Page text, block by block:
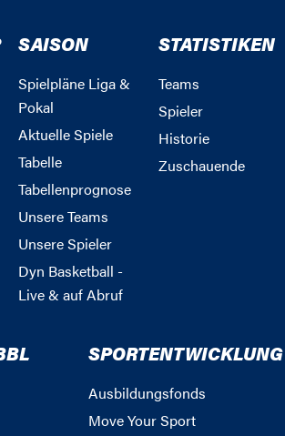
SAISON
Spielpläne Liga &
Pokal
Aktuelle Spiele
Tabelle
Tabellenprognose
Unsere Teams
Unsere Spieler
Dyn Basketball -
Live & auf Abruf
STATISTIKEN
Teams
Spieler
Historie
Zuschauende
SPORTENTWICKLUNG
Ausbildungsfonds
Move Your Sport